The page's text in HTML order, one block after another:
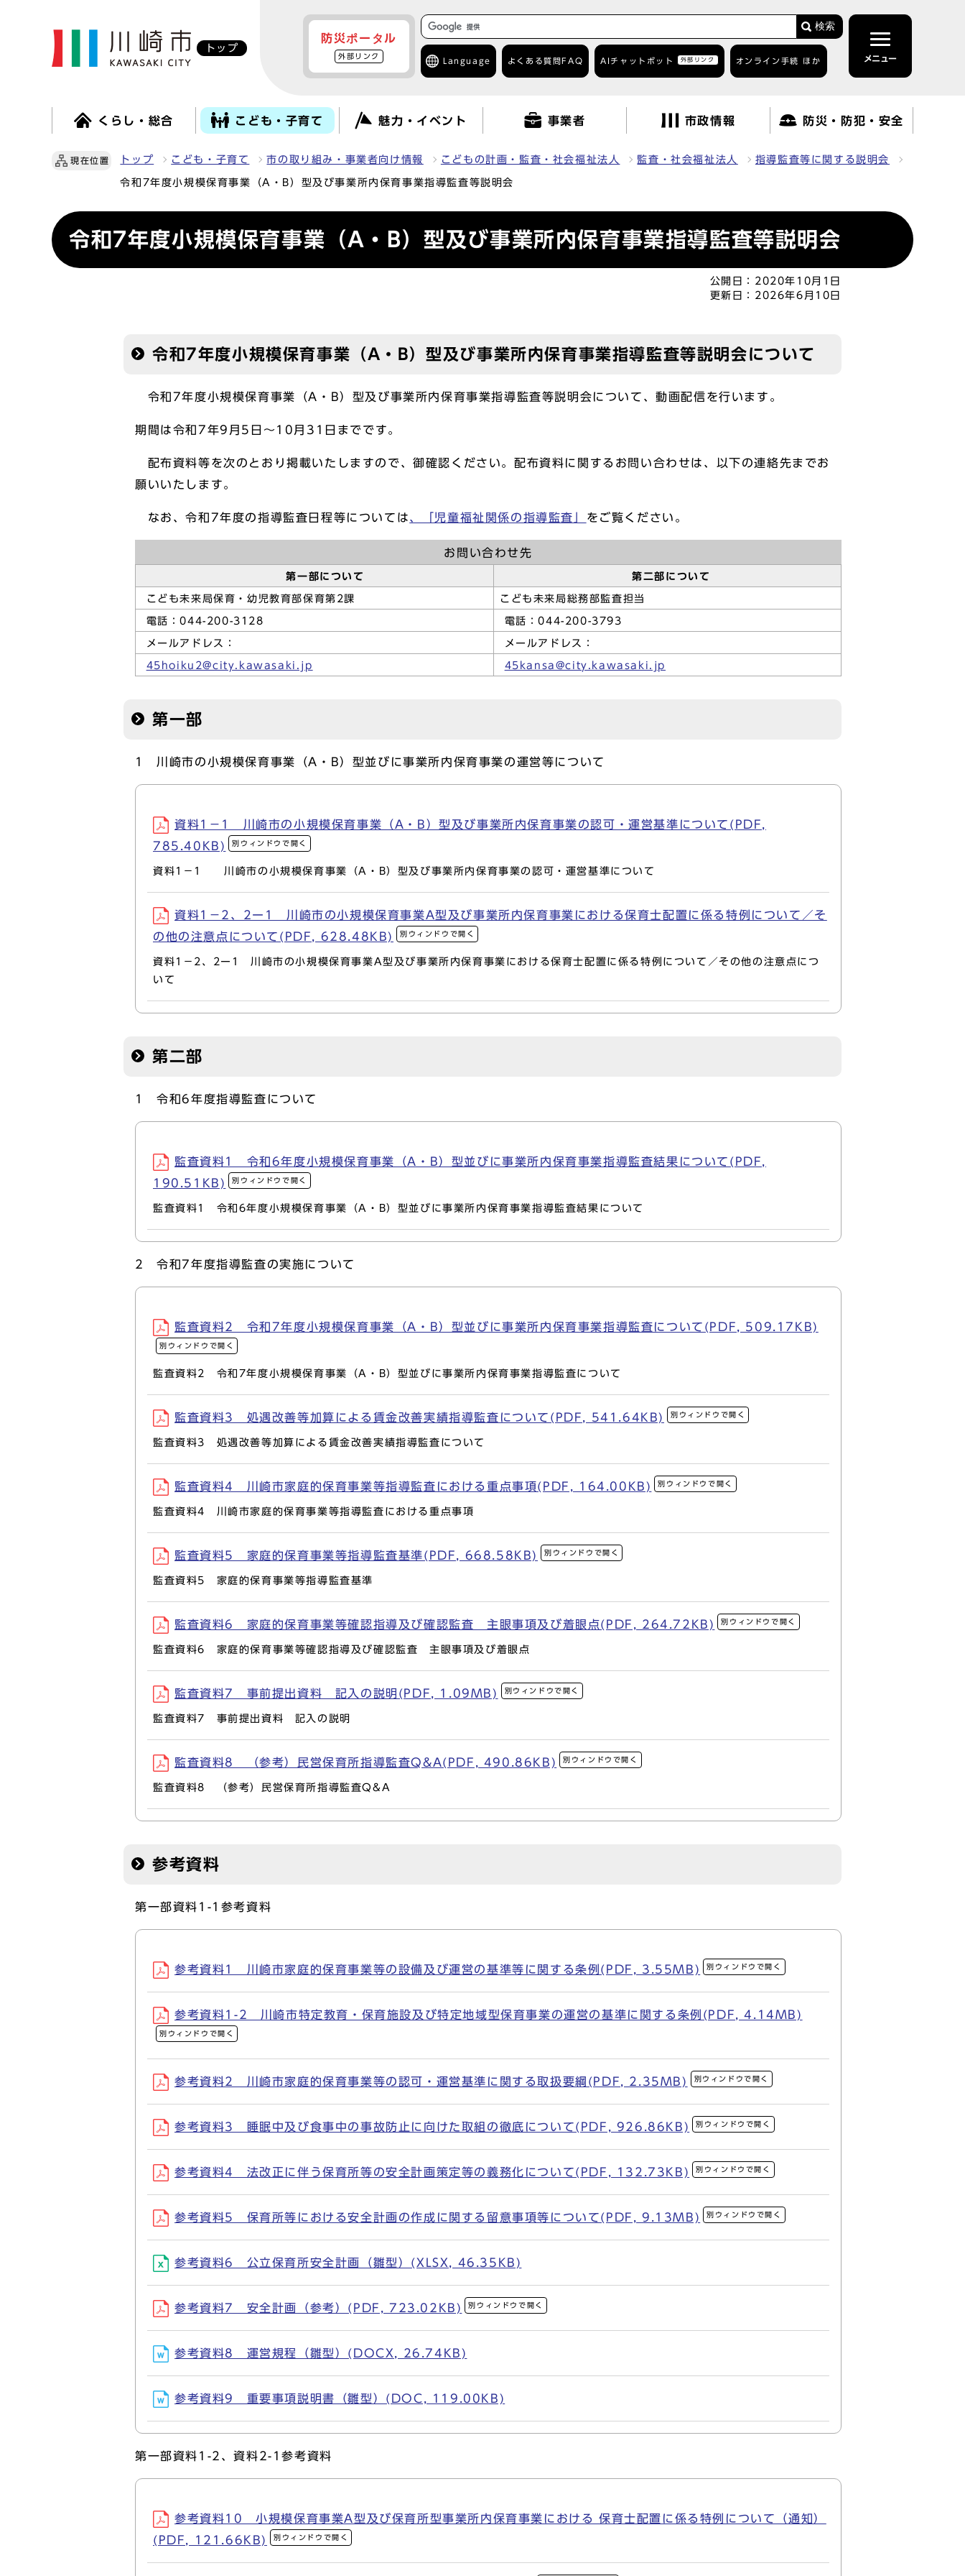
トップ
防災ポータル
外部リンク
検索
Language よくある質問 FAQ AIチャットボット 外部リンク オンライン手続 ほか メニュー
くらし・総合 こども・子育て 魅力・イベント 事業者 市政情報 防災・防犯・安全
現在位置 トップ こども・子育て 市の取り組み・事業者向け情報 こどもの計画・監査・社会福祉法人 監査・社会福祉法人 指導監査等に関する説明会
令和7年度小規模保育事業（A・B）型及び事業所内保育事業指導監査等説明会
令和7年度小規模保育事業（A・B）型及び事業所内保育事業指導監査等説明会
公開日： 2020年10月1日
更新日： 2026年6月10日
令和7年度小規模保育事業（A・B）型及び事業所内保育事業指導監査等説明会について
令和7年度小規模保育事業（A・B）型及び事業所内保育事業指導監査等説明会について、動画配信を行います。
期間は令和7年9月5日～10月31日までです。
配布資料等を次のとおり掲載いたしますので、御確認ください。配布資料に関するお問い合わせは、以下の連絡先までお
願いいたします。
なお、令和7年度の指導監査日程等については、「児童福祉関係の指導監査」 をご覧ください。
お問い合わせ先
第一部について 第二部について
こども未来局保育・幼児教育部保育第2課 こども未来局総務部監査担当
電話：044-200-3128 電話：044-200-3793
メールアドレス： メールアドレス：
45hoiku2@city.kawasaki.jp 45kansa@city.kawasaki.jp
第一部
1 川崎市の小規模保育事業（A・B）型並びに事業所内保育事業の運営等について
資料1－1 川崎市の小規模保育事業（A・B）型及び事業所内保育事業の認可・運営基準について(PDF,
785.40KB)
別ウィンドウで開く
資料1－1 川崎市の小規模保育事業（A・B）型及び事業所内保育事業の認可・運営基準について
資料1－2、2ー1 川崎市の小規模保育事業A型及び事業所内保育事業における保育士配置に係る特例について／そ
の他の注意点について(PDF, 628.48KB)
別ウィンドウで開く
資料1－2、2ー1 川崎市の小規模保育事業A型及び事業所内保育事業における保育士配置に係る特例について／その他の注意点につ
いて
第二部
1 令和6年度指導監査について
監査資料1 令和6年度小規模保育事業（A・B）型並びに事業所内保育事業指導監査結果について(PDF,
190.51KB)
別ウィンドウで開く
監査資料1 令和6年度小規模保育事業（A・B）型並びに事業所内保育事業指導監査結果について
2 令和7年度指導監査の実施について
監査資料2 令和7年度小規模保育事業（A・B）型並びに事業所内保育事業指導監査について(PDF, 509.17KB)
別ウィンドウで開く
監査資料2 令和7年度小規模保育事業（A・B）型並びに事業所内保育事業指導監査について
監査資料3 処遇改善等加算による賃金改善実績指導監査について(PDF, 541.64KB) 別ウィンドウで開く
監査資料3 処遇改善等加算による賃金改善実績指導監査について
監査資料4 川崎市家庭的保育事業等指導監査における重点事項(PDF, 164.00KB) 別ウィンドウで開く
監査資料4 川崎市家庭的保育事業等指導監査における重点事項
監査資料5 家庭的保育事業等指導監査基準(PDF, 668.58KB) 別ウィンドウで開く
監査資料5 家庭的保育事業等指導監査基準
監査資料6 家庭的保育事業等確認指導及び確認監査 主眼事項及び着眼点(PDF, 264.72KB) 別ウィンドウで開く
監査資料6 家庭的保育事業等確認指導及び確認監査 主眼事項及び着眼点
監査資料7 事前提出資料 記入の説明(PDF, 1.09MB) 別ウィンドウで開く
監査資料7 事前提出資料 記入の説明
監査資料8 （参考）民営保育所指導監査Q&A(PDF, 490.86KB) 別ウィンドウで開く
監査資料8 （参考）民営保育所指導監査Q&A
参考資料
第一部資料1-1参考資料
参考資料1 川崎市家庭的保育事業等の設備及び運営の基準等に関する条例(PDF, 3.55MB) 別ウィンドウで開く
参考資料1-2 川崎市特定教育・保育施設及び特定地域型保育事業の運営の基準に関する条例(PDF, 4.14MB)
別ウィンドウで開く
参考資料2 川崎市家庭的保育事業等の認可・運営基準に関する取扱要綱(PDF, 2.35MB) 別ウィンドウで開く
参考資料3 睡眠中及び食事中の事故防止に向けた取組の徹底について(PDF, 926.86KB) 別ウィンドウで開く
参考資料4 法改正に伴う保育所等の安全計画策定等の義務化について(PDF, 132.73KB) 別ウィンドウで開く
参考資料5 保育所等における安全計画の作成に関する留意事項等について(PDF, 9.13MB) 別ウィンドウで開く
参考資料6 公立保育所安全計画（雛型）(XLSX, 46.35KB)
参考資料7 安全計画（参考）(PDF, 723.02KB) 別ウィンドウで開く
参考資料8 運営規程（雛型）(DOCX, 26.74KB)
参考資料9 重要事項説明書（雛型）(DOC, 119.00KB)
第一部資料1-2、資料2-1参考資料
参考資料10 小規模保育事業A型及び保育所型事業所内保育事業における 保育士配置に係る特例について（通知）
(PDF, 121.66KB)
別ウィンドウで開く